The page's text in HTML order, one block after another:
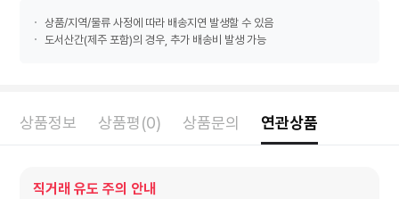
상품/지역/물류 사정에 따라 배송지연 발생할 수 있음
도서산간(제주 포함)의 경우, 추가 배송비 발생 가능
상품정보 상품평(0) 상품문의 연관상품
직거래 유도 주의 안내